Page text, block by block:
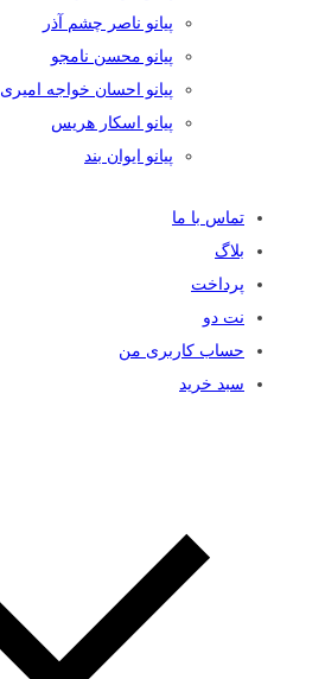
پیانو ناصر چشم آذر
پیانو محسن نامجو
پیانو احسان خواجه امیری
پیانو اسکار هریس
پیانو ایوان بند
تماس با ما
بلاگ
پرداخت
نت دو
حساب کاربری من
سبد خرید